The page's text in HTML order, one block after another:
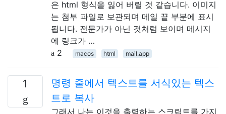
은 html 형식을 잃어 버릴 것 같습니다. 이미지
는 첨부 파일로 보관되며 메일 끝 부분에 표시
됩니다. 전문가가 아닌 것처럼 보이며 메시지
에 링크가 …
2
macos html mail.app
1
명령 줄에서 텍스트를 서식있는 텍스
트로 복사
그래서 나는 이것을 출력하는 스크립트를 가지